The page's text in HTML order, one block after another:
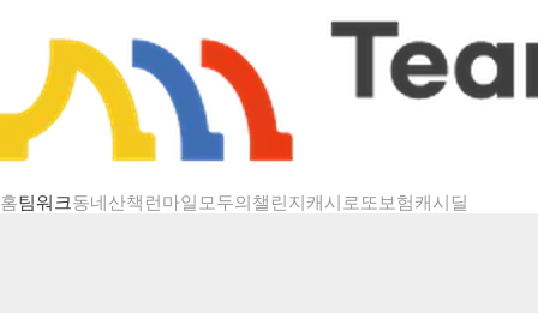
홈팀워크동네산책 런마일모두의챌린지캐시로또보험캐시딜
챌린지 상세